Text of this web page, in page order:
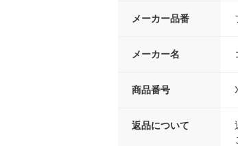
メーカー品番
メーカー名
商品番号
返品について